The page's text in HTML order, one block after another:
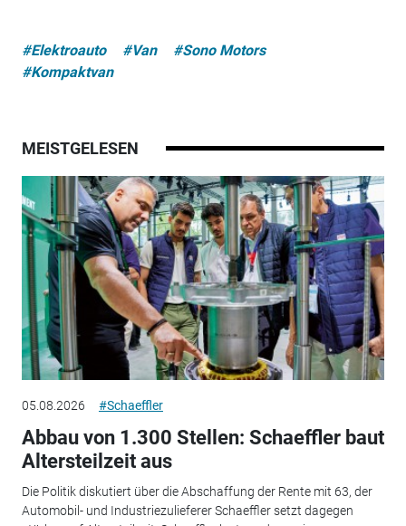
#Elektroauto #Van
#Sono Motors
#Kompaktvan
MEISTGELESEN
05.08.2026 #Schaeffler
Abbau von 1.300 Stellen: Schaeffler baut
Altersteilzeit aus
Die Politik diskutiert über die Abschaffung der Rente mit 63, der
Automobil- und Industriezulieferer Schaeffler setzt dagegen